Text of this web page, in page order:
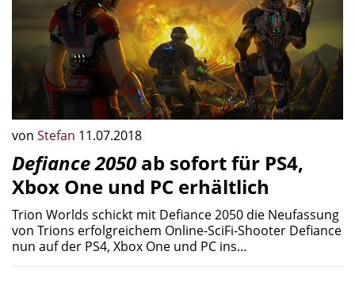
von Stefan 11.07.2018
Defiance 2050 ab sofort für PS4,
Xbox One und PC erhältlich
Trion Worlds schickt mit Defiance 2050 die Neufassung
von Trions erfolgreichem Online-SciFi-Shooter Defiance
nun auf der PS4, Xbox One und PC ins…